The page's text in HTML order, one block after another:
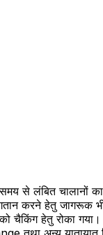
समय से लंबित
करने हेतु जागरूक
चैकिंग हेतु रोका